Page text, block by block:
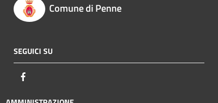
Comune di Penne
SEGUICI SU